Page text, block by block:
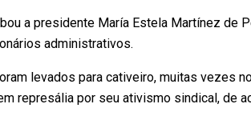
a presidente María Estela Martínez de
administrativos.
levados para cativeiro, muitas vezes
represália por seu ativismo sindical, de